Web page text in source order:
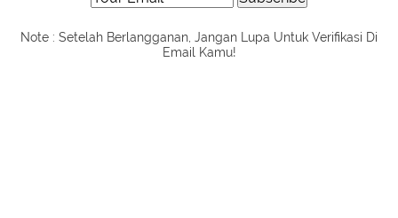
Note : Setelah Berlangganan, Jangan Lupa Untuk Verifikasi Di
Email Kamu!